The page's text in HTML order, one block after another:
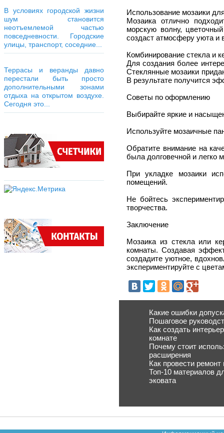
В условиях городской жизни
шум становится
неотъемлемой частью
повседневности. Городские
улицы, транспорт, соседние...
Террасы и веранды давно
перестали быть просто
дополнительными зонами
отдыха на открытом воздухе.
Сегодня это...
Использование мозаики
Мозаика отлично
морскую волну,
создаст атмосферу уюта и
Комбинирование стекла и
Для создания более
Стеклянные мозаики
В результате получится
Советы по оформлению
Выбирайте яркие и
Используйте мозаичные
Обратите внимание на
была долговечной и легко
При укладке мозаики
помещений.
Не бойтесь
творчества.
Заключение
Мозаика из стекла или
комнаты. Создавая
создадите уютное,
экспериментируйте с
Какие ошибки
Пошаговое
Как создать
комнате
Почему стоит
расширения
Как провести
Топ-10 материалов
эковата